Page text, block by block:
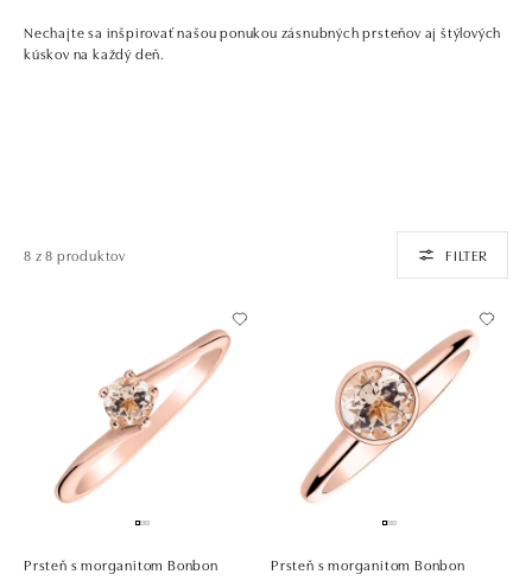
Nechajte sa inšpirovať našou ponukou zásnubných prsteňov aj štýlových
kúskov na každý deň.
8 z 8 produktov FILTER
Prsteň s morganitom Bonbon Prsteň s morganitom Bonbon